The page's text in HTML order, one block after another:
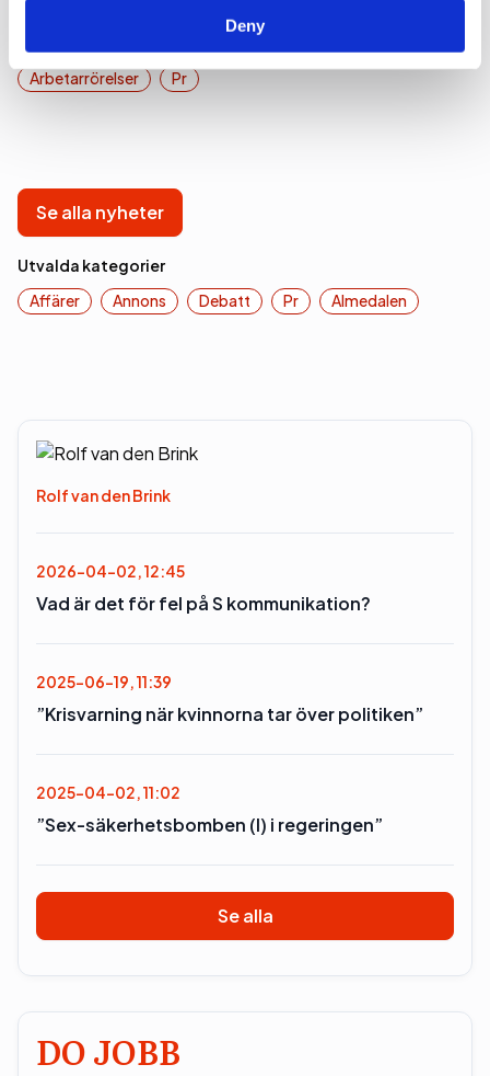
Deny
Arbetarrörelser Pr
Se alla nyheter
Utvalda kategorier
Affärer
Annons Debatt Pr Almedalen
Rolf van den Brink
2026-04-02, 12:45
Vad är det för fel på S kommunikation?
2025-06-19, 11:39
”Krisvarning när kvinnorna tar över politiken”
2025-04-02, 11:02
”Sex-säkerhetsbomben (l) i regeringen”
Se alla
DO JOBB